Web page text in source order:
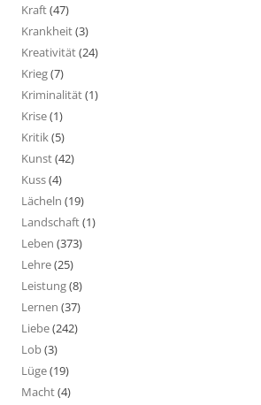
Kraft(47)
Krankheit(3)
Kreativität(24)
Krieg(7)
Kriminalität(1)
Krise(1)
Kritik(5)
Kunst(42)
Kuss(4)
Lächeln (19)
Landschaft(1)
Leben (373)
Lehre(25)
Leistung(8)
Lernen (37)
Liebe(242)
Lob(3)
Lüge(19)
Macht(4)